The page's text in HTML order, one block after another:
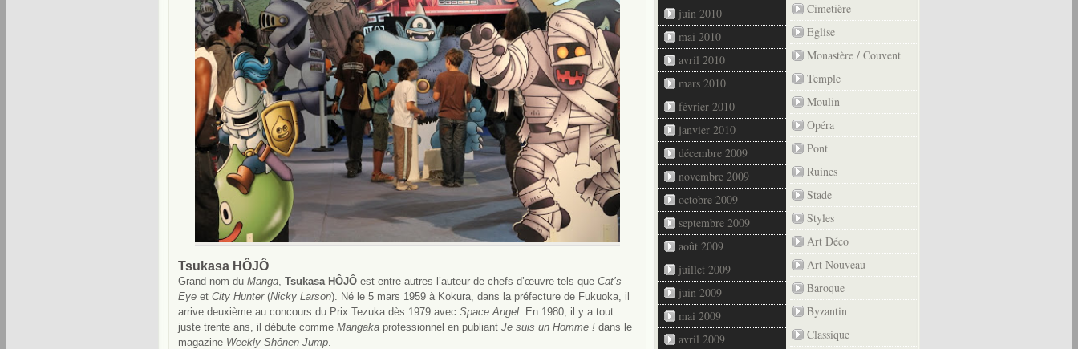
Tsukasa HÔJÔ
Grand nom du Manga, Tsukasa HÔJÔ est entre autres l’auteur de chefs d’œuvre tels que Cat’s
Eye et City Hunter(Nicky Larson). Né le 5 mars 1959 à Kokura, dans la préfecture de Fukuoka, il
arrive deuxième au concours du Prix Tezuka dès 1979 avec Space Angel. En 1980, il y a tout
juste trente ans, il débute comme Mangaka professionnel en publiant Je suis un Homme ! dans le
magazine Weekly Shônen Jump.
juin 2010
mai 2010
avril 2010
mars 2010
février 2010
janvier 2010
décembre 2009
novembre 2009
octobre 2009
septembre 2009
août 2009
juillet 2009
juin 2009
mai 2009
avril 2009
Cimetière
Eglise
Monastère / Couvent
Temple
Moulin
Opéra
Pont
Ruines
Stade
Styles
Art Déco
Art Nouveau
Baroque
Byzantin
Classique